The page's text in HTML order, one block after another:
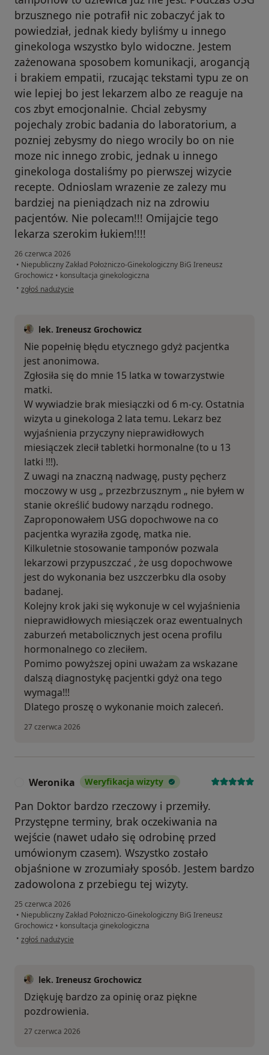
brzusznego nie potrafił nic zobaczyć jak to
powiedział, jednak kiedy byliśmy u innego
ginekologa wszystko bylo widoczne. Jestem
zażenowana sposobem komunikacji, arogancją
i brakiem empatii, rzucając tekstami typu ze on
wie lepiej bo jest lekarzem albo ze reaguje na
cos zbyt emocjonalnie. Chcial zebysmy
pojechaly zrobic badania do laboratorium, a
pozniej zebysmy do niego wrocily bo on nie
moze nic innego zrobic, jednak u innego
ginekologa dostaliśmy po pierwszej wizycie
recepte. Odnioslam wrazenie ze zalezy mu
bardziej na pieniądzach niz na zdrowiu
pacjentów. Nie polecam!!! Omijajcie tego
lekarza szerokim łukiem!!!!
26 czerwca 2026
• Niepubliczny Zakład Położniczo-Ginekologiczny BiG Ireneusz
Grochowicz • konsultacja ginekologiczna
• w opinii użytkownika Gosia
zgłoś nadużycie
lek. Ireneusz Grochowicz
Nie popełnię błędu etycznego gdyż pacjentka
jest anonimowa.
Zgłosiła się do mnie 15 latka w towarzystwie
matki.
W wywiadzie brak miesiączki od 6 m-cy. Ostatnia
wizyta u ginekologa 2 lata temu. Lekarz bez
wyjaśnienia przyczyny nieprawidłowych
miesiączek zlecił tabletki hormonalne (to u 13
latki !!!).
Z uwagi na znaczną nadwagę, pusty pęcherz
moczowy w usg „ przezbrzusznym „ nie byłem w
stanie określić budowy narządu rodnego.
Zaproponowałem USG dopochwowe na co
pacjentka wyraziła zgodę, matka nie.
Kilkuletnie stosowanie tamponów pozwala
lekarzowi przypuszczać , że usg dopochwowe
jest do wykonania bez uszczerbku dla osoby
badanej.
Kolejny krok jaki się wykonuje w cel wyjaśnienia
nieprawidłowych miesiączek oraz ewentualnych
zaburzeń metabolicznych jest ocena profilu
hormonalnego co zleciłem.
Pomimo powyższej opini uważam za wskazane
dalszą diagnostykę pacjentki gdyż ona tego
wymaga!!!
Dlatego proszę o wykonanie moich zaleceń.
27 czerwca 2026
Weronika Weryfikacja wizyty
Pan Doktor bardzo rzeczowy i przemiły.
Przystępne terminy, brak oczekiwania na
wejście (nawet udało się odrobinę przed
umówionym czasem). Wszystko zostało
objaśnione w zrozumiały sposób. Jestem bardzo
zadowolona z przebiegu tej wizyty.
25 czerwca 2026
• Niepubliczny Zakład Położniczo-Ginekologiczny BiG Ireneusz
Grochowicz • konsultacja ginekologiczna
• w opinii użytkownika Weronika
zgłoś nadużycie
lek. Ireneusz Grochowicz
Dziękuję bardzo za opinię oraz piękne
pozdrowienia.
27 czerwca 2026